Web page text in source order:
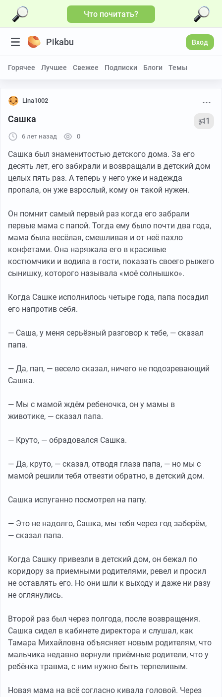
Что почитать?
Pikabu Вход
Горячее Лучшее Свежее Подписки Блоги Темы
Lina1002
Сашка 1
6 лет назад 0
Сашка был знаменитостью детского дома. За его
десять лет, его забирали и возвращали в детский дом
целых пять раз. А теперь у него уже и надежда
пропала, он уже взрослый, кому он такой нужен.
Он помнит самый первый раз когда его забрали
первые мама с папой. Тогда ему было почти два года,
мама была весёлая, смешливая и от неё пахло
конфетами. Она наряжала его в красивые
костюмчики и водила в гости, показать своего рыжего
сынишку, которого называла «моё солнышко».
Когда Сашке исполнилось четыре года, папа посадил
его напротив себя.
— Саша, у меня серьёзный разговор к тебе, — сказал
папа.
— Да, пап, — весело сказал, ничего не подозревающий
Сашка.
— Мы с мамой ждём ребеночка, он у мамы в
животике, — сказал папа.
— Круто, — обрадовался Сашка.
— Да, круто, — сказал, отводя глаза папа, — но мы с
мамой решили тебя отвезти обратно, в детский дом.
Сашка испуганно посмотрел на папу.
— Это не надолго, Сашка, мы тебя через год заберём,
— сказал папа.
Когда Сашку привезли в детский дом, он бежал по
коридору за приемными родителями, ревел и просил
не оставлять его. Но они шли к выходу и даже ни разу
не оглянулись.
Второй раз был через полгода, после возвращения.
Сашка сидел в кабинете директора и слушал, как
Тамара Михайловна объясняет новым родителям, что
мальчика недавно вернули приёмные родители, что у
ребёнка травма, с ним нужно быть терпеливым.
Новая мама на всё согласно кивала головой. Через